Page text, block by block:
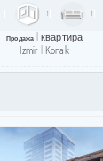
1 1
Продажа
квартира
Izmir
Konak